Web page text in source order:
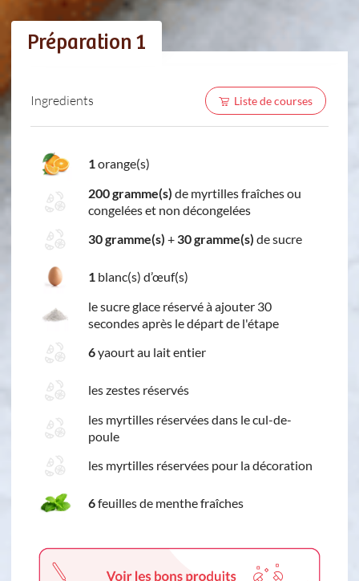
Préparation 1
Ingredients Liste de courses
1orange(s)
200 gramme(s) de myrtilles fraîches ou
congelées et non décongelées
30 gramme(s) + 30 gramme(s) de sucre
1 blanc(s) d’œuf(s)
le sucre glace réservé à ajouter 30
secondes après le départ de l'étape
6yaourt au lait entier
les zestes réservés
les myrtilles réservées dans le cul-de-
poule
les myrtilles réservées pour la décoration
6feuilles de menthe fraîches